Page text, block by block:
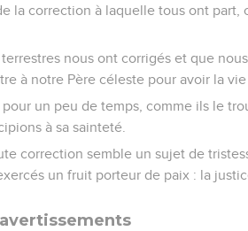
la correction à laquelle tous ont part,
nous ont corrigés et que
à notre Père céleste pour avoir la vie
un peu de temps, comme ils le
à sa sainteté.
correction semble un sujet de
un fruit porteur de paix : la